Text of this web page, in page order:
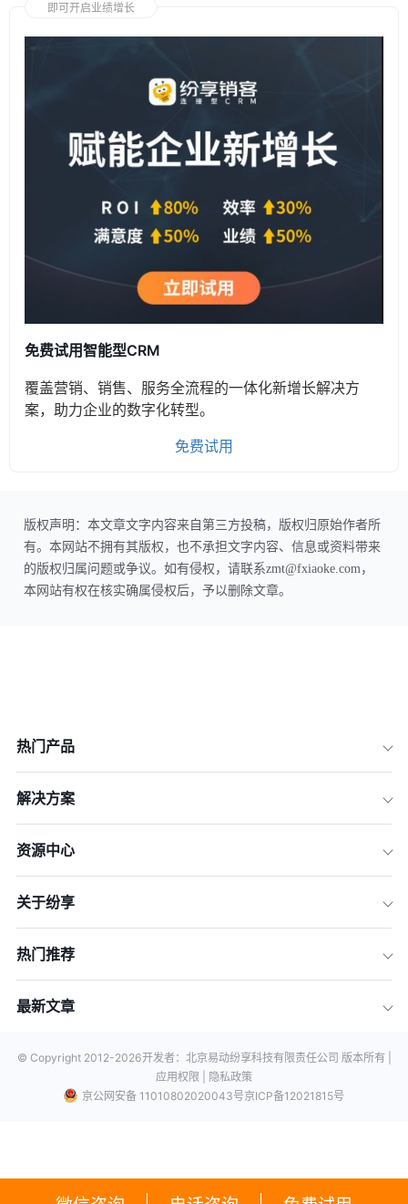
即可开启业绩增长
免费试用智能型CRM
覆盖营销、销售、服务全流程的一体化新增长解决方
案，助力企业的数字化转型。
免费试用
版权声明：本文章文字内容来自第三方投稿，版权归原始作者所
有。本网站不拥有其版权，也不承担文字内容、信息或资料带来
的版权归属问题或争议。如有侵权，请联系zmt@fxiaoke.com，
本网站有权在核实确属侵权后，予以删除文章。
热门产品
解决方案
资源中心
关于纷享
热门推荐
最新文章
© Copyright 2012-2026开发者：北京易动纷享科技有限责任公司 版本所有 |
应用权限 |
隐私政策
京公网安备 11010802020043号京ICP备12021815号